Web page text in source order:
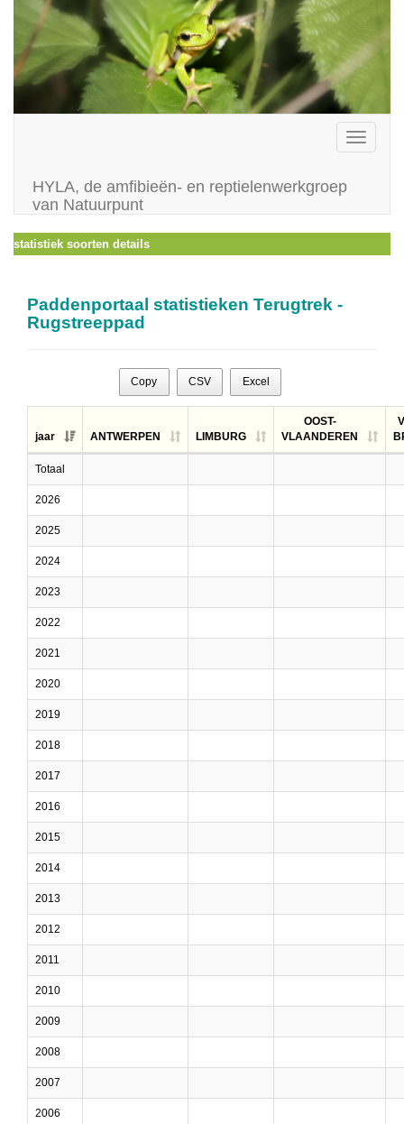
Toggle
HYLA, de amfibieën- en reptielenwerkgroep
van Natuurpunt
statistiek soorten details
Paddenportaal statistieken Terugtrek -
Rugstreeppad
Copy CSV Excel
jaar ANTWERPEN LIMBURG
OOST-
VLAANDEREN
Totaal
2026
2025
2024
2023
2022
2021
2020
2019
2018
2017
2016
2015
2014
2013
2012
2011
2010
2009
2008
2007
2006